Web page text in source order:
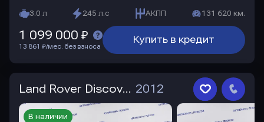
3.0 л 245 л.с АКПП 131 620 км.
Купить в кредит
1 099 000 ₽
13 861 ₽/мес. без взноса
Land Rover Discovery 2012
В наличии